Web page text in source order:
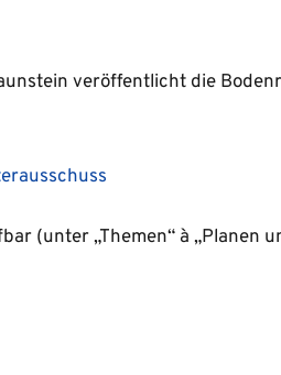
veröffentlicht die
(unter „Themen“ à „Planen